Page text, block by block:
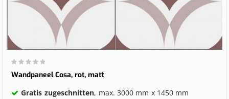
Wertung:
0%
Wandpaneel Cosa, rot, matt
Gratis zugeschnitten, max. 3000 mm x 1450 mm